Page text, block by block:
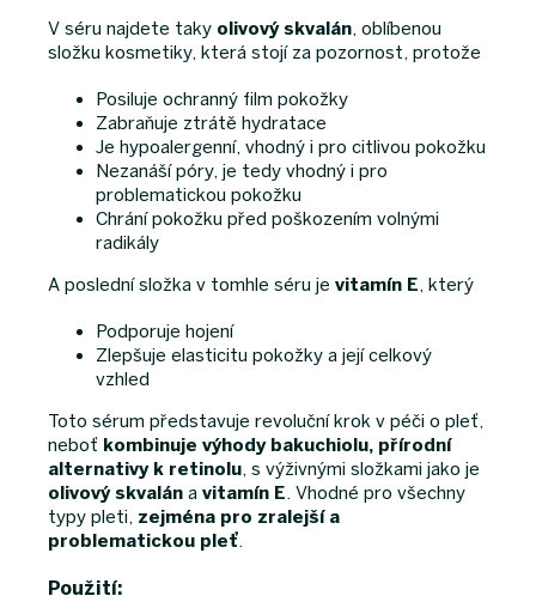
V séru najdete taky olivový skvalán, oblíbenou
složku kosmetiky, která stojí za pozornost, protože
Posiluje ochranný film pokožky
Zabraňuje ztrátě hydratace
Je hypoalergenní, vhodný i pro citlivou pokožku
Nezanáší póry, je tedy vhodný i pro
problematickou pokožku
Chrání pokožku před poškozením volnými
radikály
A poslední složka v tomhle séru je vitamín E, který
Podporuje hojení
Zlepšuje elasticitu pokožky a její celkový
vzhled
Toto sérum představuje revoluční krok v péči o pleť,
neboť kombinuje výhody bakuchiolu, přírodní
alternativy k retinolu, s výživnými složkami jako je
olivový skvalán a vitamín E. Vhodné pro všechny
typy pleti, zejména pro zralejší a
problematickou pleť.
Použití: